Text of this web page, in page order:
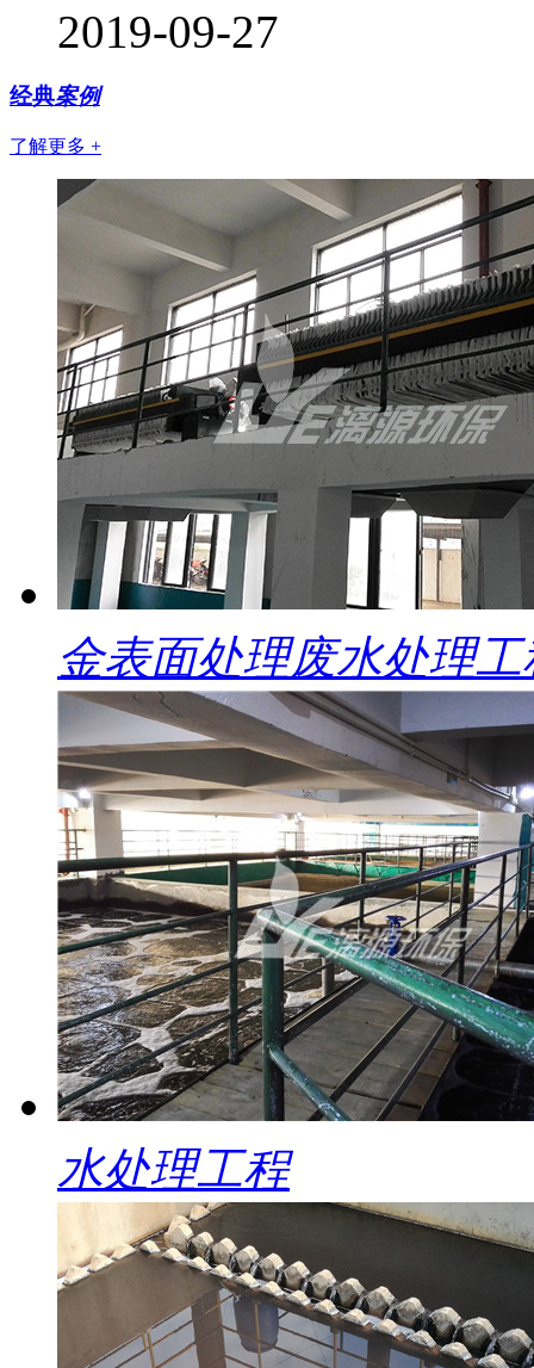
2019-09-27
经典案例
了解更多 +
金表面处理废水处理工
水处理工程